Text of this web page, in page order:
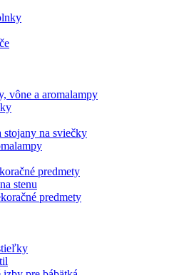
vône a aromalampy
stojany na sviečky
predmety
stenu
predmety